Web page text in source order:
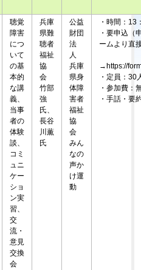
聴覚
障害
につ
いて
の基
本的
な講
義、
当事
者の
体験
談、
コミ
ュニ
ケー
ショ
ン実
習、
交
流・
意見
交換
会
兵庫
県難
聴者
福祉
協
会
竹部
強
氏、
長谷
川薫
氏
公益
財団
法
人
兵庫
県身
体障
害者
福祉
協
会
みん
なの
声か
け運
動
・時間：13
・要申込（
ームより直
→https://
・定員：30
・参加費：
・手話・要